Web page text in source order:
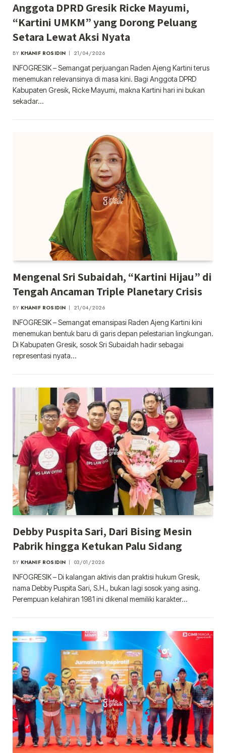
Anggota DPRD Gresik Ricke Mayumi,
“Kartini UMKM” yang Dorong Peluang
Setara Lewat Aksi Nyata
BY KHANIF ROSIDIN 21/04/2026
INFOGRESIK – Semangat perjuangan Raden Ajeng Kartini terus
menemukan relevansinya di masa kini. Bagi Anggota DPRD
Kabupaten Gresik, Ricke Mayumi, makna Kartini hari ini bukan
sekadar…
Mengenal Sri Subaidah, “Kartini Hijau” di
Tengah Ancaman Triple Planetary Crisis
BY KHANIF ROSIDIN 21/04/2026
INFOGRESIK – Semangat emansipasi Raden Ajeng Kartini kini
menemukan bentuk baru di garis depan pelestarian lingkungan.
Di Kabupaten Gresik, sosok Sri Subaidah hadir sebagai
representasi nyata…
Debby Puspita Sari, Dari Bising Mesin
Pabrik hingga Ketukan Palu Sidang
BY KHANIF ROSIDIN 03/01/2026
INFOGRESIK – Di kalangan aktivis dan praktisi hukum Gresik,
nama Debby Puspita Sari, S.H., bukan lagi sosok yang asing.
Perempuan kelahiran 1981 ini dikenal memiliki karakter…